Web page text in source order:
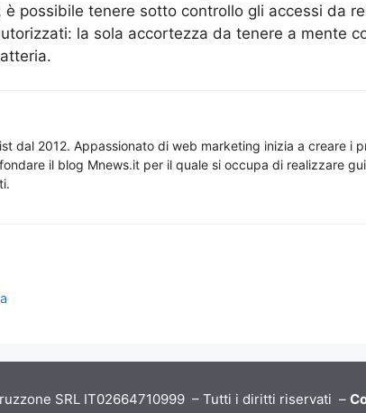
possibile tenere sotto controllo gli accessi da
la sola accortezza da tenere a mente
dal 2012. Appassionato di web marketing inizia a creare i
il blog Mnews.it per il quale si occupa di realizzare
SRL IT02664710999 – Tutti i diritti riservati –